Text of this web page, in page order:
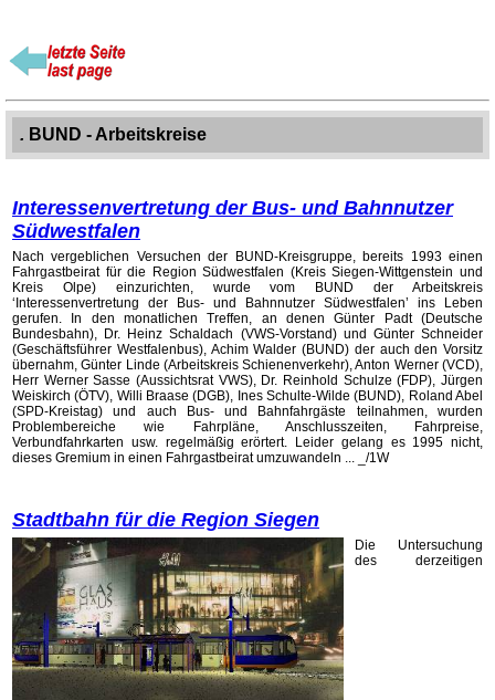
. BUND - Arbeitskreise
Interessenvertretung der Bus- und Bahnnutzer
Südwestfalen
Nach vergeblichen Versuchen der BUND-Kreisgruppe, bereits 1993 einen
Fahrgastbeirat für die Region Südwestfalen (Kreis Siegen-Wittgenstein und
Kreis Olpe) einzurichten, wurde vom BUND der Arbeitskreis
‘Interessenvertretung der Bus- und Bahnnutzer Südwestfalen’ ins Leben
gerufen. In den monatlichen Treffen, an denen Günter Padt (Deutsche
Bundesbahn), Dr. Heinz Schaldach (VWS-Vorstand) und Günter Schneider
(Geschäftsführer Westfalenbus), Achim Walder (BUND) der auch den Vorsitz
übernahm, Günter Linde (Arbeitskreis Schienenverkehr), Anton Werner (VCD),
Herr Werner Sasse (Aussichtsrat VWS), Dr. Reinhold Schulze (FDP), Jürgen
Weiskirch (ÖTV), Willi Braase (DGB), Ines Schulte-Wilde (BUND), Roland Abel
(SPD-Kreistag) und auch Bus- und Bahnfahrgäste teilnahmen, wurden
Problembereiche wie Fahrpläne, Anschlusszeiten, Fahrpreise,
Verbundfahrkarten usw. regelmäßig erörtert. Leider gelang es 1995 nicht,
dieses Gremium in einen Fahrgastbeirat umzuwandeln ... _/1W
Stadtbahn für die Region Siegen
Die Untersuchung
des derzeitigen